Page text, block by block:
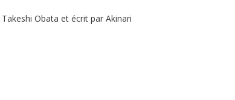
Takeshi Obata et écrit par Akinari